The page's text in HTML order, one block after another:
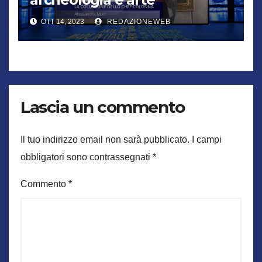
fiamminga per un omaggio a
Roma
OTT 14, 2023 REDAZIONEWEB
Lascia un commento
Il tuo indirizzo email non sarà pubblicato.
I campi
obbligatori sono contrassegnati *
Commento *